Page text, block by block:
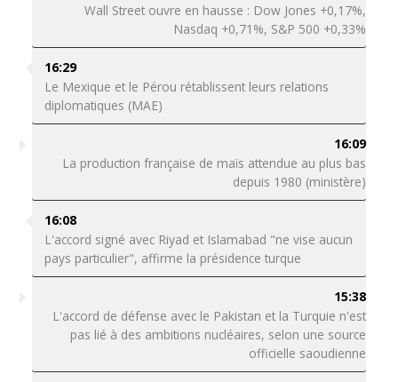
Wall Street ouvre en hausse : Dow Jones +0,17%,
Nasdaq +0,71%, S&P 500 +0,33%
16:29
Le Mexique et le Pérou rétablissent leurs relations
diplomatiques (MAE)
16:09
La production française de maïs attendue au plus bas
depuis 1980 (ministère)
16:08
L'accord signé avec Riyad et Islamabad "ne vise aucun
pays particulier", affirme la présidence turque
15:38
L'accord de défense avec le Pakistan et la Turquie n'est
pas lié à des ambitions nucléaires, selon une source
officielle saoudienne